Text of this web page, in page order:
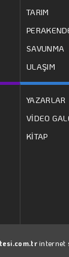
TARIM
SAVUNMA
ULAŞIM
YAZARLAR
VİDEO
KİTAP
internet